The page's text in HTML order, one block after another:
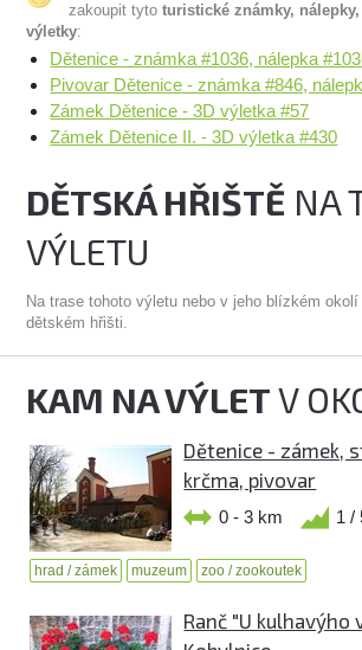
zakoupit tytoturistické známky,
výletky:
Dětenice - známka #1036, nálepka
Pivovar Dětenice - známka #846,
Zámek Dětenice - 3D výletka #57
Zámek Dětenice II. - 3D výletka #430
DĚTSKÁ HŘIŠTĚ NA
VÝLETU
Na trase tohoto výletu nebo v jeho blízkém
dětském hřišti.
KAM NA VÝLETV
Dětenice - zámek,
krčma, pivovar
0 - 3 km 1 /
hrad / zámek muzeum zoo / zookoutek
Ranč "U kulhavýho